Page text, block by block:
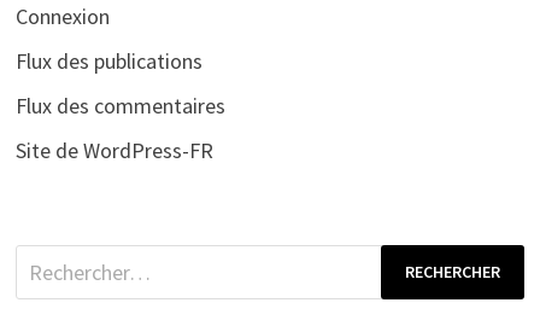
Connexion
Flux des publications
Flux des commentaires
Site de WordPress-FR
Rechercher :